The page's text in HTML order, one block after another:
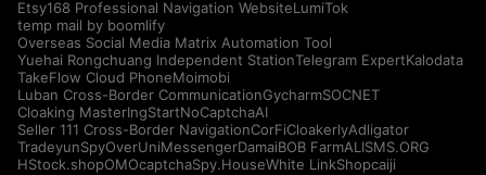
Etsy168 Professional Navigation WebsiteLumiTok
temp mail by boomlify
Overseas Social Media Matrix Automation Tool
Yuehai Rongchuang Independent StationTelegram ExpertKalodata
TakeFlow Cloud PhoneMoimobi
Luban Cross-Border CommunicationGycharmSOCNET
Cloaking MasterIngStartNoCaptchaAI
Seller 111 Cross-Border NavigationCorFiCloakerlyAdligator
TradeyunSpyOverUniMessengerDamaiBOB FarmALISMS.ORG
HStock.shopOMOcaptchaSpy.HouseWhite LinkShopcaiji